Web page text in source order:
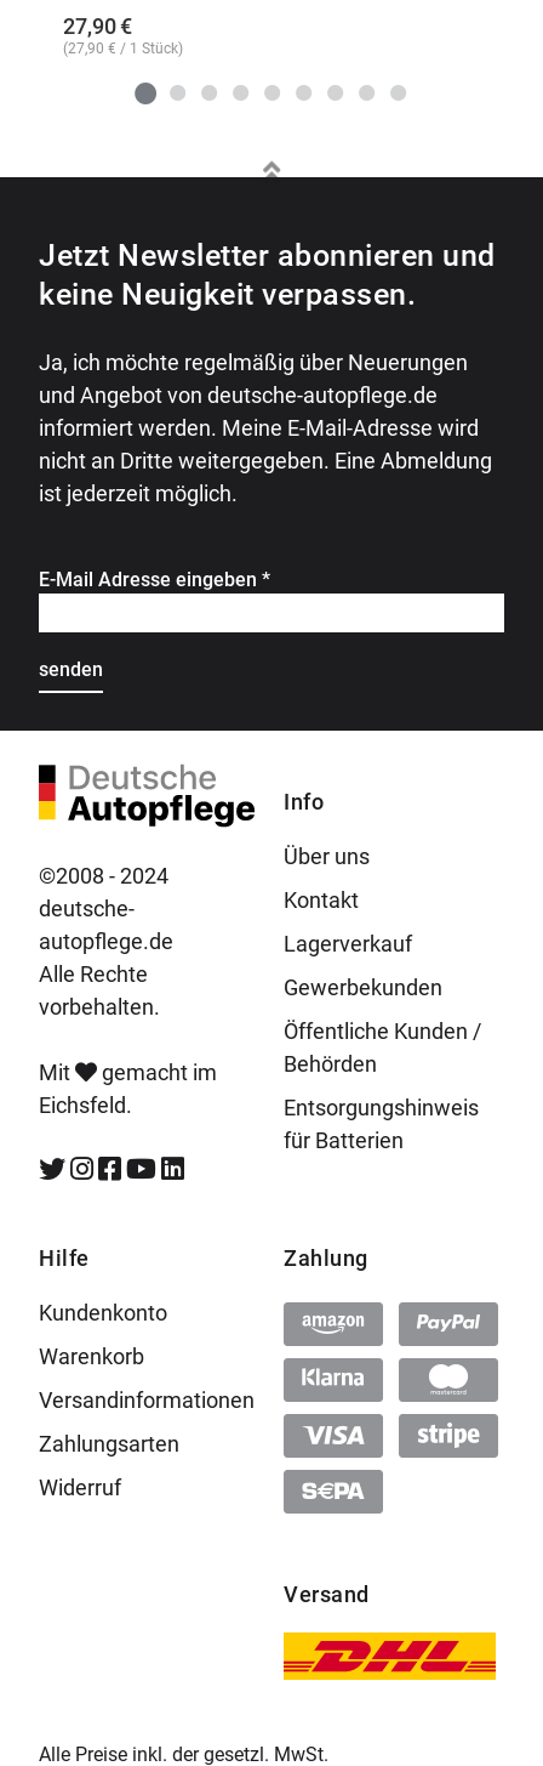
27,90€
(27,90 € / 1 Stück)
Jetzt Newsletter abonnieren und
keine Neuigkeit verpassen.
Ja, ich möchte regelmäßig über Neuerungen
und Angebot von deutsche-autopflege.de
informiert werden. Meine E-Mail-Adresse wird
nicht an Dritte weitergegeben. Eine Abmeldung
ist jederzeit möglich.
E-Mail Adresse eingeben*
©2008 - 2024
deutsche-
autopflege.de
Alle Rechte
vorbehalten.
Mit
gemacht im
Eichsfeld.
Info
Über uns
Kontakt
Lagerverkauf
Gewerbekunden
Öffentliche Kunden /
Behörden
Entsorgungshinweis
für Batterien
Hilfe
Kundenkonto
Warenkorb
Versandinformationen
Zahlungsarten
Widerruf
Zahlung
Versand
Alle Preise inkl. der gesetzl. MwSt.